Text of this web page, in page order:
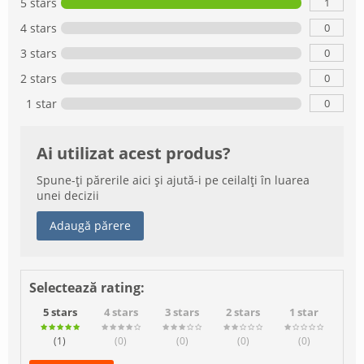
4 stars 0
3 stars 0
2 stars 0
1 star 0
Ai utilizat acest produs?
Spune-ți părerile aici și ajută-i pe ceilalți în luarea
unei decizii
Adaugă părere
Selectează rating:
5 stars
(1)
4 stars
(0)
3 stars
(0)
2 stars
(0)
1 star
(0)